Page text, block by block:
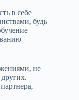
в себе
будь
не